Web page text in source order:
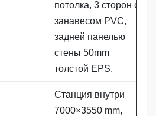
потолка, 3 сторон с
занавесом PVC,
задней панелью
стены 50mm
толстой EPS.
Станция внутри
7000×3550 mm,